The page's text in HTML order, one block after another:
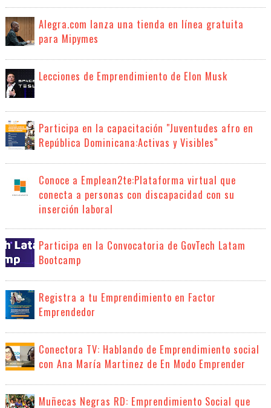
Alegra.com lanza una tienda en línea gratuita
para Mipymes
Lecciones de Emprendimiento de Elon Musk
Participa en la capacitación "Juventudes afro en
República Dominicana:Activas y Visibles"
Conoce a Emplean2te:Plataforma virtual que
conecta a personas con discapacidad con su
inserción laboral
Participa en la Convocatoria de GovTech Latam
Bootcamp
Registra a tu Emprendimiento en Factor
Emprendedor
Conectora TV: Hablando de Emprendimiento social
con Ana María Martinez de En Modo Emprender
Muñecas Negras RD: Emprendimiento Social que